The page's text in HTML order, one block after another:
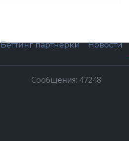
Беттинг партнерки Новости
Сообщения: 47248